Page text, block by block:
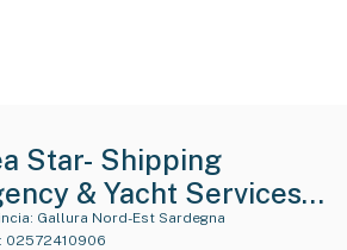
Star- Shipping
& Yacht Services
Piroddi
Gallura Nord-Est Sardegna
02572410906